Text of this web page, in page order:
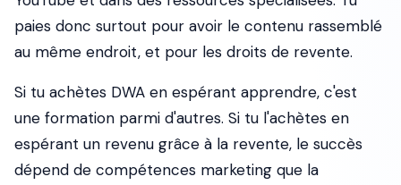
paies donc surtout pour avoir le contenu rassemblé
au même endroit, et pour les droits de revente.
Si tu achètes DWA en espérant apprendre, c'est
une formation parmi d'autres. Si tu l'achètes en
espérant un revenu grâce à la revente, le succès
dépend de compétences marketing que la